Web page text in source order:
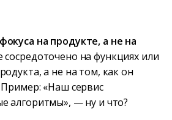
на продукте, а не на
сосредоточено на функциях или
а не на том, как он
«Наш сервис
алгоритмы», — ну и что?